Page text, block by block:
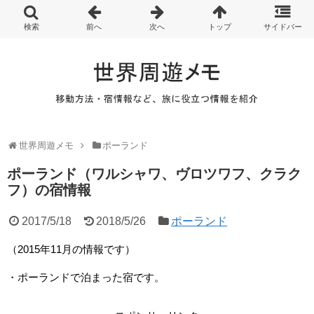
世界周遊メモ ポーランド
ポーランド（ワルシャワ、ヴロツワフ、クラク
フ）の宿情報
2017/5/18 2018/5/26 ポーランド
（2015年11月の情報です）
・ポーランドで泊まった宿です。